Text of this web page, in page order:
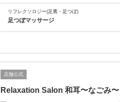
リフレクソロジー(足裏・足つぼ)
足つぼマッサージ
店舗公式
Relaxation Salon 和耳〜なごみ〜